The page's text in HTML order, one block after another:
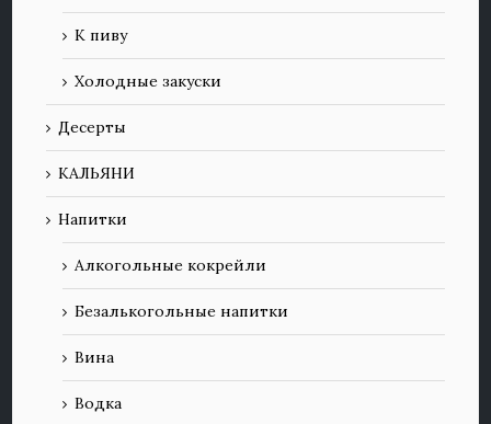
К пиву
Холодные закуски
Десерты
КАЛЬЯНИ
Напитки
Алкогольные кокрейли
Безалькогольные напитки
Вина
Водка